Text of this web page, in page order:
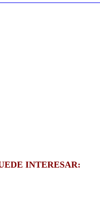
INTERESAR: